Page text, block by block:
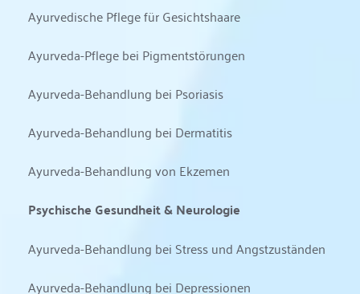
Ayurvedische Pflege für Gesichtshaare
Ayurveda-Pflege bei Pigmentstörungen
Ayurveda-Behandlung bei Psoriasis
Ayurveda-Behandlung bei Dermatitis
Ayurveda-Behandlung von Ekzemen
Psychische Gesundheit & Neurologie
Ayurveda-Behandlung bei Stress und Angstzuständen
Ayurveda-Behandlung bei Depressionen